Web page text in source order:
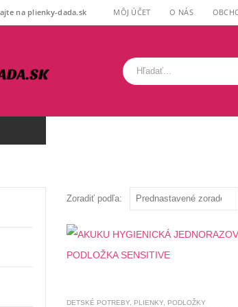
na plienky-dada.sk MÔJ ÚČET O NÁS
Zoradiť podľa:
DETSKÉ POTREBY PLIENKY PODLOŽKY